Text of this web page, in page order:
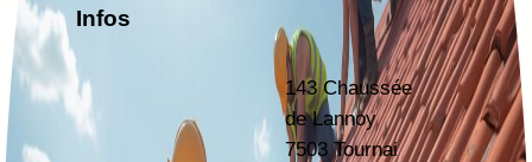
Infos
143 Chaussée
de Lannoy
7503 Tournai